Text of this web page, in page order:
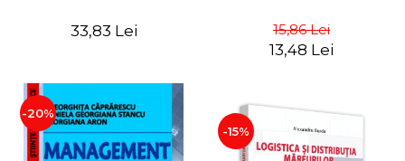
33,83 Lei 15,86 Lei
13,48 Lei
-20%
-15%